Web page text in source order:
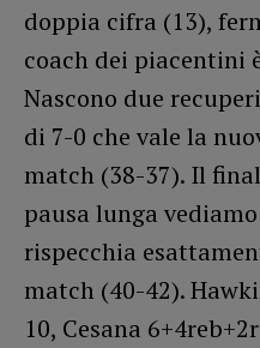
doppia cifra (13),
coach dei piacentini
Nascono due
di 7-0 che vale la
match (38-37). Il
pausa lunga
rispecchia
match (40-42).
10, Cesana